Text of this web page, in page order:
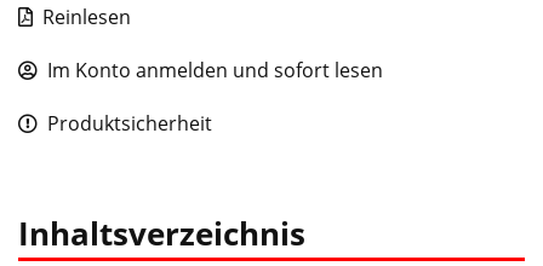
Reinlesen
Im Konto anmelden und sofort lesen
Produktsicherheit
Inhaltsverzeichnis